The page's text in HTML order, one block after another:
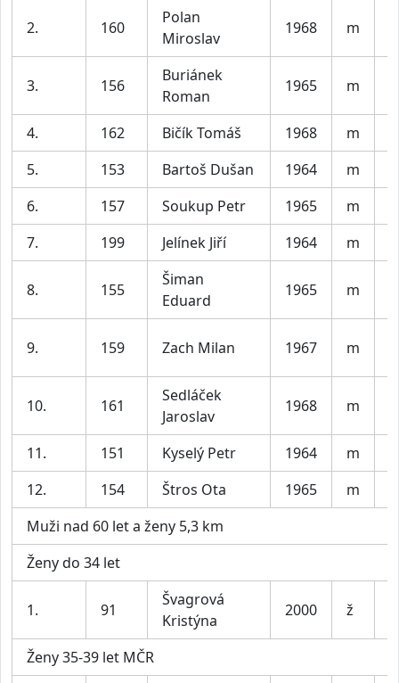
2. 160
Polan
Miroslav
1968 m
3. 156
Buriánek
Roman
1965 m
4. 162 Bičík Tomáš 1968 m
5.
153 Bartoš Dušan 1964 m
6.
157 Soukup Petr 1965 m
7.
199 Jelínek Jiří 1964 m
8. 155
Šiman
Eduard
1965 m
9. 159 Zach Milan 1967 m
10. 161
Sedláček
Jaroslav
1968 m
11. 151 Kyselý Petr 1964 m
12.
154 Štros Ota 1965 m
Muži nad 60 let a ženy 5,3 km
Ženy do 34 let
1. 91
Švagrová
Kristýna
2000 ž
Ženy 35-39 let MČR